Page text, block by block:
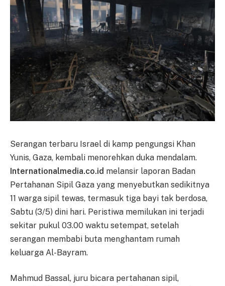
Serangan terbaru Israel di kamp pengungsi Khan
Yunis, Gaza, kembali menorehkan duka mendalam.
Internationalmedia.co.id melansir laporan Badan
Pertahanan Sipil Gaza yang menyebutkan sedikitnya
11 warga sipil tewas, termasuk tiga bayi tak berdosa,
Sabtu (3/5) dini hari. Peristiwa memilukan ini terjadi
sekitar pukul 03.00 waktu setempat, setelah
serangan membabi buta menghantam rumah
keluarga Al-Bayram.
Mahmud Bassal, juru bicara pertahanan sipil,